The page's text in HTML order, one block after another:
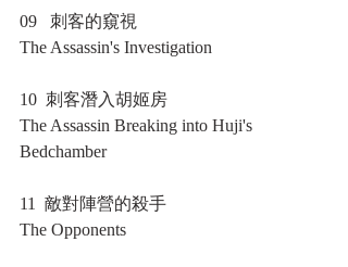
09   刺客的窺視
The Assassin's Investigation
10  刺客潛入胡姬房
The Assassin Breaking into Huji's
Bedchamber
11  敵對陣營的殺手
The Opponents